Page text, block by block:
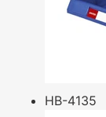
HB-4135